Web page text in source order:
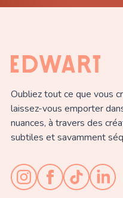
Oubliez tout ce que vous
laissez-vous emporter
nuances, à travers des
subtiles et savamment